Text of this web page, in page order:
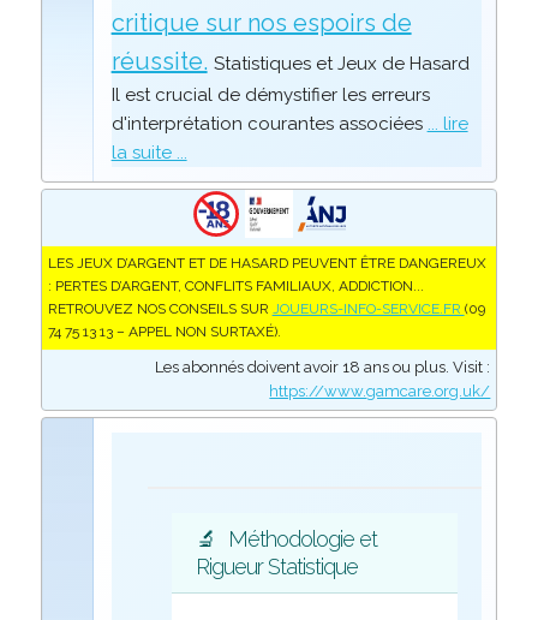
critique sur nos espoirs de
réussite. Statistiques et Jeux de Hasard
Il est crucial de démystifier les erreurs
d'interprétation courantes associées ... lire
la suite ...
LES JEUX D’ARGENT ET DE HASARD PEUVENT ÊTRE DANGEREUX
: PERTES D’ARGENT, CONFLITS FAMILIAUX, ADDICTION...
RETROUVEZ NOS CONSEILS SUR JOUEURS-INFO-SERVICE.FR (09
74 75 13 13 – APPEL NON SURTAXÉ).
Les abonnés doivent avoir 18 ans ou plus. Visit :
https://www.gamcare.org.uk/
🔬
Méthodologie et
Rigueur Statistique